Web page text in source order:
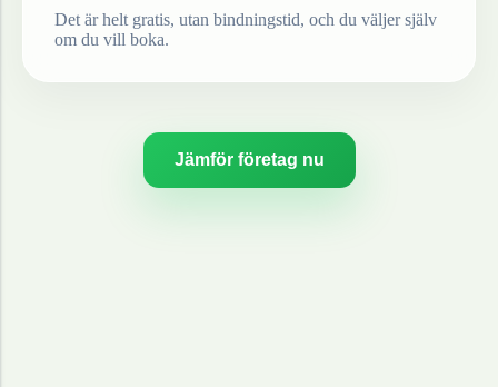
Det är helt gratis, utan bindningstid, och du väljer själv
om du vill boka.
Jämför företag nu